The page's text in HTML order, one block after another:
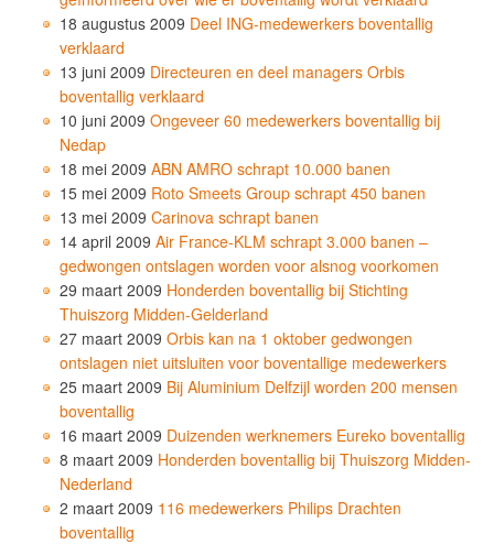
18 augustus 2009 Deel ING-medewerkers boventallig
verklaard
13 juni 2009 Directeuren en deel managers Orbis
boventallig verklaard
10 juni 2009 Ongeveer 60 medewerkers boventallig bij
Nedap
18 mei 2009 ABN AMRO schrapt 10.000 banen
15 mei 2009 Roto Smeets Group schrapt 450 banen
13 mei 2009 Carinova schrapt banen
14 april 2009 Air France-KLM schrapt 3.000 banen –
gedwongen ontslagen worden voor alsnog voorkomen
29 maart 2009 Honderden boventallig bij Stichting
Thuiszorg Midden-Gelderland
27 maart 2009 Orbis kan na 1 oktober gedwongen
ontslagen niet uitsluiten voor boventallige medewerkers
25 maart 2009 Bij Aluminium Delfzijl worden 200 mensen
boventallig
16 maart 2009 Duizenden werknemers Eureko boventallig
8 maart 2009 Honderden boventallig bij Thuiszorg Midden-
Nederland
2 maart 2009 116 medewerkers Philips Drachten
boventallig